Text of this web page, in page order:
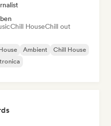
Chill HouseChill out
Ambient
Chill House